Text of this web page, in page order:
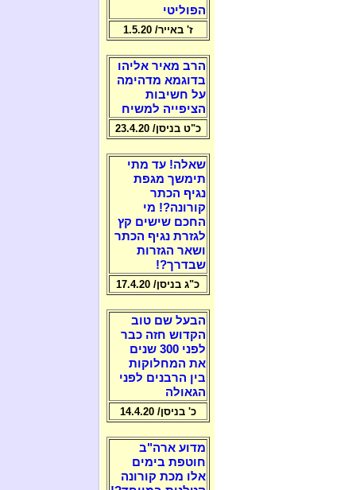
הפוליטי
ז' באייר/ 1.5.20
הרב מאיר אליהו
בדוגמא מדהימה
על חשיבות
הציפייה למשיח
כ"ט בניסן/ 23.4.20
שאלה! עד מתי
תימשך מגפת
נגיף הכתר
קורונה?! מי
החכם שישים קץ
לגזרת נגיף הכתר
ושאר הגזרות
שבדרך?!
כ"ג בניסן/ 17.4.20
הבעל שם טוב
הקדוש חזה כבר
לפני 300 שנים
את המחלוקות
בין הרבנים לפני
הגאולה
כ' בניסן/ 14.4.20
מדוע ארה"ב
חוטפת בימים
אלו מכת קורונה